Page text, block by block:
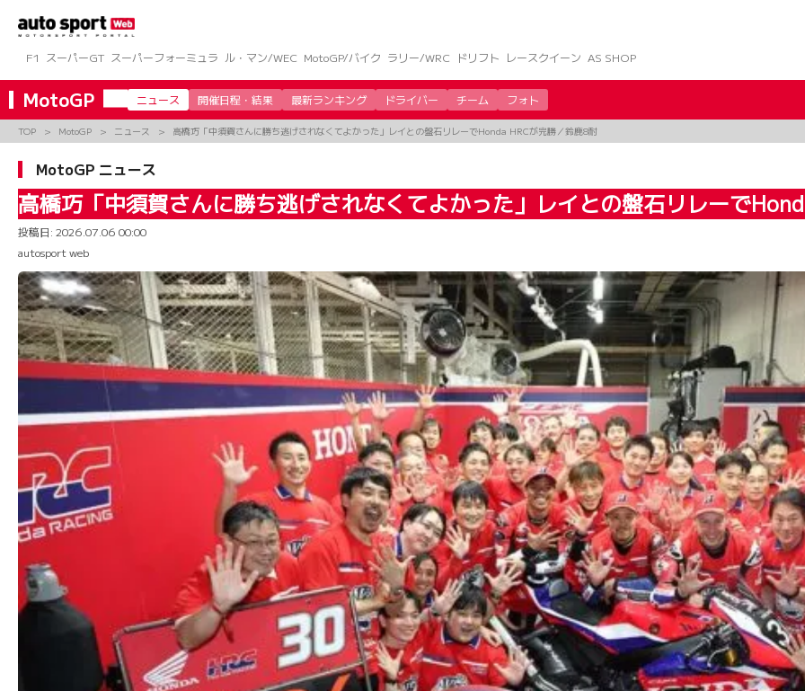
ツ
へ
ス
キ
ッ
F1
スーパーGT スーパーフォーミュラ ル・マン/WEC MotoGP/バイク ラリー/WRC ドリフト レースクイーン AS SHOP
MotoGP ニュース 開催日程・結果 最新ランキング ドライバー チーム フォト
TOP MotoGP ニュース 高橋巧「中須賀さんに勝ち逃げされなくてよかった」レイとの盤石リレーでHonda HRCが完勝／鈴鹿8耐
MotoGP ニュース
高橋巧「中須賀さんに勝ち逃げされなくてよかった」レイとの盤石リレーで
投稿日: 2026.07.06 00:00
autosport web